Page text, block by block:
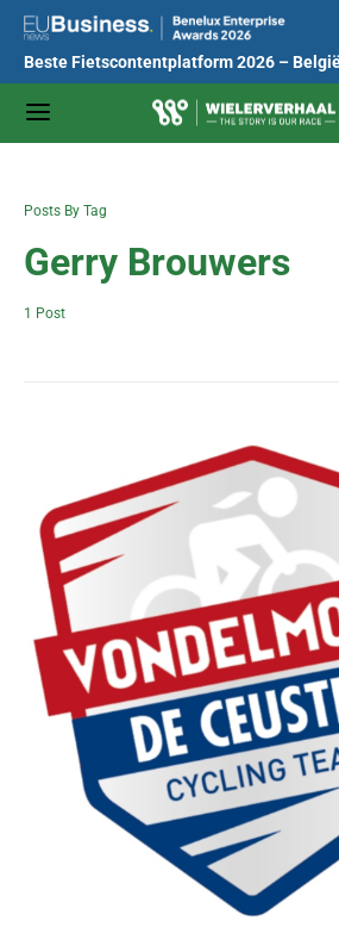
Beste Fietscontentplatform 2026 –
Posts By Tag
Gerry Brouwers
1 Post